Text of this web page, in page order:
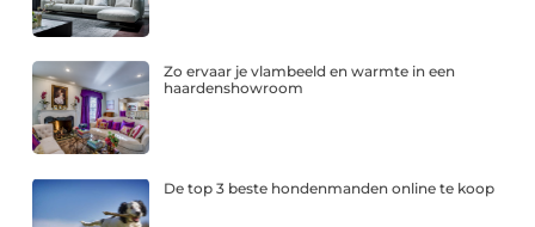
Zo ervaar je vlambeeld en warmte in een
haardenshowroom
De top 3 beste hondenmanden online te koop